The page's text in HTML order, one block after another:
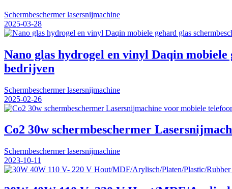
Schermbeschermer lasersnijmachine
2025-03-28
Nano glas hydrogel en vinyl Daqin
bedrijven
Schermbeschermer lasersnijmachine
2025-02-26
Co2 30w schermbeschermer
Schermbeschermer lasersnijmachine
2023-10-11